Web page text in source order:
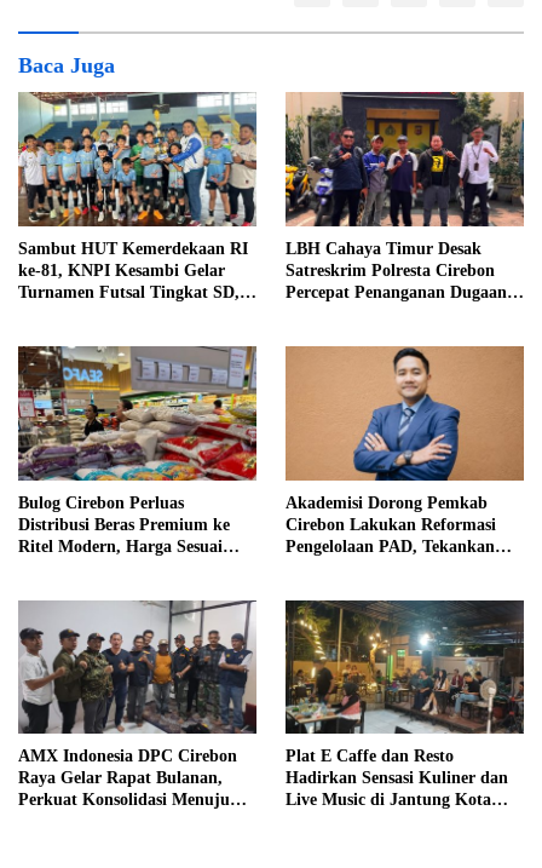
Baca Juga
Sambut HUT Kemerdekaan RI
ke-81, KNPI Kesambi Gelar
Turnamen Futsal Tingkat SD,
LBH Cahaya Timur Desak
Satreskrim Polresta Cirebon
Percepat Penanganan Dugaan
Bulog Cirebon Perluas
Distribusi Beras Premium ke
Ritel Modern, Harga Sesuai
Akademisi Dorong Pemkab
Cirebon Lakukan Reformasi
Pengelolaan PAD, Tekankan
AMX Indonesia DPC Cirebon
Raya Gelar Rapat Bulanan,
Perkuat Konsolidasi Menuju
Plat E Caffe dan Resto
Hadirkan Sensasi Kuliner dan
Live Music di Jantung Kota